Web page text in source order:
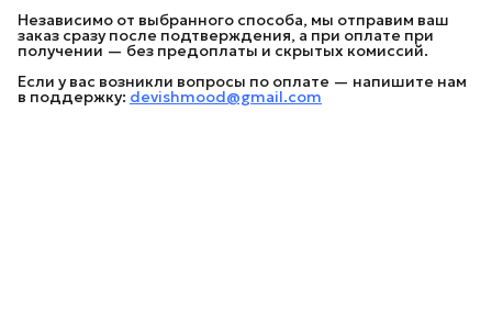
Независимо от выбранного способа, мы отправим ваш
заказ сразу после подтверждения, а при оплате при
получении — без предоплаты и скрытых комиссий.
Если у вас возникли вопросы по оплате — напишите нам
в поддержку: devishmood@gmail.com